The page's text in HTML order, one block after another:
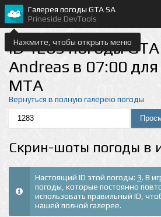
Нажмите, чтобы открыть меню
Галерея погоды GTA SA
Prineside DevTools
ID 1283 погоды GTA
Andreas в 07:00 для
MTA
Вернуться в полную галерею погоды
Скрин-шоты погоды в
Настоящий ID этой погоды: 3. В
погоды, которые постоянно
использовать правильный ID,
нашей полной галерее.